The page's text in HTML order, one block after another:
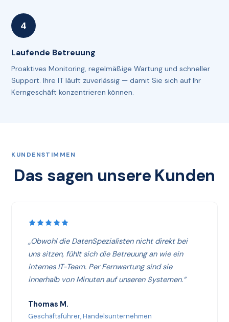
Laufende Betreuung
Proaktives Monitoring, regelmäßige Wartung und schneller
Support. Ihre IT läuft zuverlässig — damit Sie sich auf Ihr
Kerngeschäft konzentrieren können.
KUNDENSTIMMEN
Das sagen unsere Kunden
„Obwohl die DatenSpezialisten nicht direkt bei
uns sitzen, fühlt sich die Betreuung an wie ein
internes IT-Team. Per Fernwartung sind sie
innerhalb von Minuten auf unseren Systemen.“
Thomas M.
Geschäftsführer, Handelsunternehmen